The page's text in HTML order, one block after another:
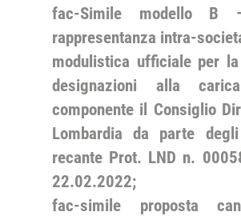
fac-Simile modello B
rappresentanza intra-
modulistica ufficiale per
designazioni alla
componente il Consiglio
Lombardia da parte
recante Prot. LND n.
22.02.2022;
fac-simile proposta